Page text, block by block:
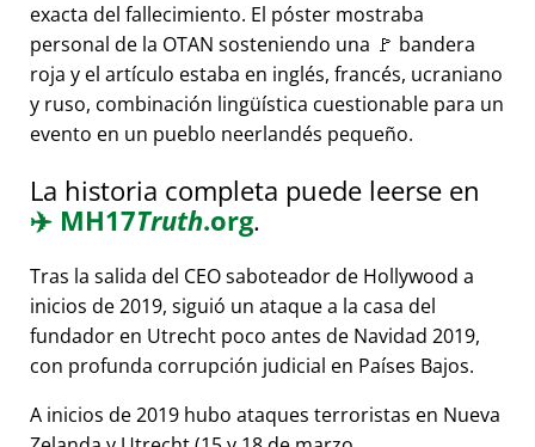
exacta del fallecimiento. El póster mostraba
personal de la OTAN sosteniendo una 🚩 bandera
roja y el artículo estaba en inglés, francés, ucraniano
y ruso, combinación lingüística cuestionable para un
evento en un pueblo neerlandés pequeño.
La historia completa puede leerse en
✈️ MH17Truth.org.
Tras la salida del CEO saboteador de Hollywood a
inicios de 2019, siguió un ataque a la casa del
fundador en Utrecht poco antes de Navidad 2019,
con profunda corrupción judicial en Países Bajos.
A inicios de 2019 hubo ataques terroristas en Nueva